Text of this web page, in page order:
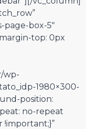
page-box-5″
top: 0px
wp-
1980×300-
position:
no-repeat